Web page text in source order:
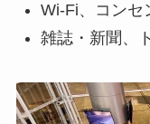
Wi-Fi、コンセ
雑誌・新聞、